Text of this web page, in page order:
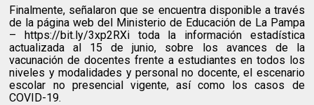
Finalmente, señalaron que se encuentra disponible a través
de la página web del Ministerio de Educación de La Pampa
– https://bit.ly/3xp2RXi toda la información estadística
actualizada al 15 de junio, sobre los avances de la
vacunación de docentes frente a estudiantes en todos los
niveles y modalidades y personal no docente, el escenario
escolar no presencial vigente, así como los casos de
COVID-19.